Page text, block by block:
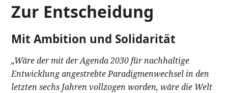
Zur Entscheidung
Mit Ambition und Solidarität
„Wäre der mit der Agenda 2030 für nachhaltige
Entwicklung angestrebte Paradigmenwechsel in den
letzten sechs Jahren vollzogen worden, wäre die Welt